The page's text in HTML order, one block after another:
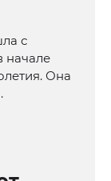
с
начале
Она